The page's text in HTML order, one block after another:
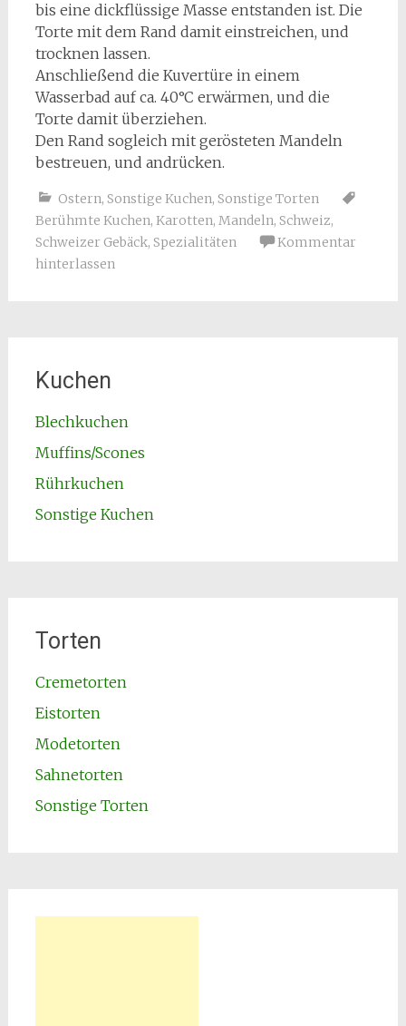
bis eine dickflüssige Masse entstanden ist. Die
Torte mit dem Rand damit einstreichen, und
trocknen lassen.
Anschließend die Kuvertüre in einem
Wasserbad auf ca. 40°C erwärmen, und die
Torte damit überziehen.
Den Rand sogleich mit gerösteten Mandeln
bestreuen, und andrücken.
Ostern, Sonstige Kuchen, Sonstige Torten
Berühmte Kuchen, Karotten, Mandeln, Schweiz,
Schweizer Gebäck, Spezialitäten
Kommentar
hinterlassen
Kuchen
Blechkuchen
Muffins/Scones
Rührkuchen
Sonstige Kuchen
Torten
Cremetorten
Eistorten
Modetorten
Sahnetorten
Sonstige Torten